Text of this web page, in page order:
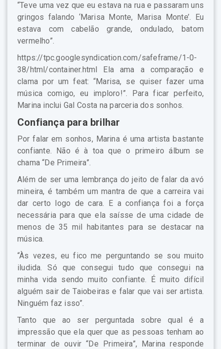
“Teve uma vez que eu estava na rua e passaram uns
gringos falando ‘Marisa Monte, Marisa Monte’. Eu
estava com cabelão grande, ondulado, batom
vermelho”.
https://tpc.googlesyndication.com/safeframe/1-0-
38/html/container.html Ela ama a comparação e
clama por um feat: “Marisa, se quiser fazer uma
música comigo, eu imploro!”. Para ficar perfeito,
Marina inclui Gal Costa na parceria dos sonhos.
Confiança para brilhar
Por falar em sonhos, Marina é uma artista bastante
confiante. Não é à toa que o primeiro álbum se
chama “De Primeira”.
Além de ser uma lembrança do jeito de falar da avó
mineira, é também um mantra de que a carreira vai
dar certo logo de cara. E a confiança foi a força
necessária para que ela saísse de uma cidade de
menos de 35 mil habitantes para se destacar na
música.
“Às vezes, eu fico me perguntando se sou muito
iludida. Só que consegui tudo que consegui na
minha vida sendo muito confiante. É muito difícil
alguém sair de Taiobeiras e falar que vai ser artista.
Ninguém faz isso”.
Tanto que ao ser perguntada sobre qual é a
impressão que ela quer que as pessoas tenham ao
terminar de ouvir “De Primeira”, Marina responde